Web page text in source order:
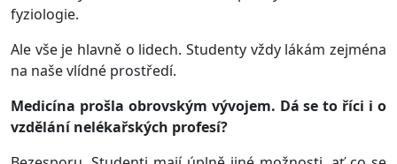
fyziologie.
Ale vše je hlavně o lidech. Studenty vždy lákám zejména
na naše vlídné prostředí.
Medicína prošla obrovským vývojem. Dá se to říci i o
vzdělání nelékařských profesí?